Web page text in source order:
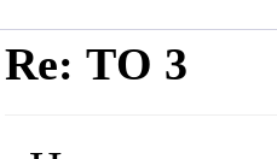
Re: ТО 3